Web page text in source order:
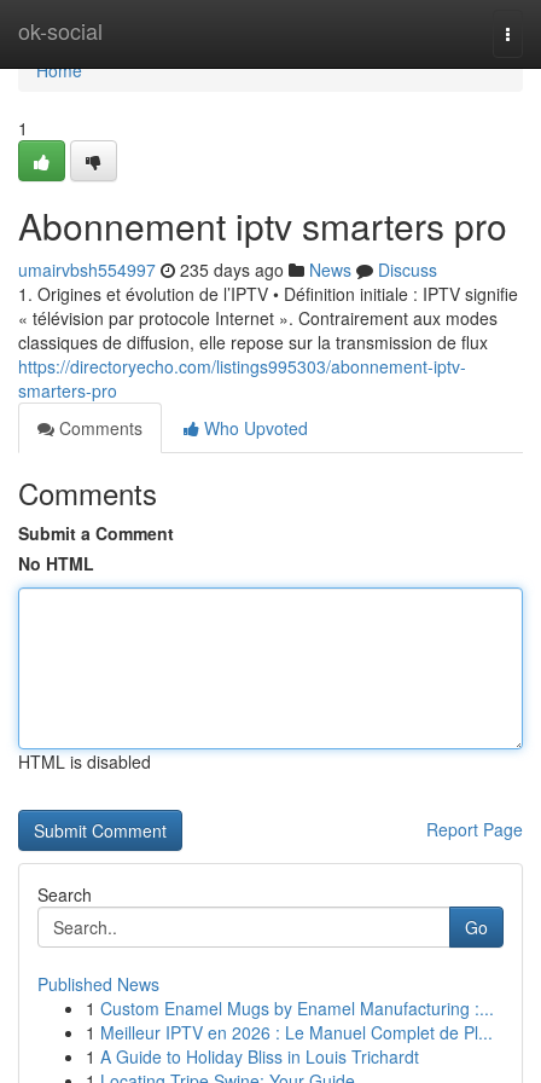
ok-social
Home
Home
1
Abonnement iptv smarters pro
umairvbsh554997 235 days ago News
Discuss
1. Origines et évolution de l’IPTV • Définition initiale : IPTV signifie
« télévision par protocole Internet ». Contrairement aux modes
classiques de diffusion, elle repose sur la transmission de flux
https://directoryecho.com/listings995303/abonnement-iptv-
smarters-pro
Comments
Who Upvoted
Comments
Submit a Comment
No HTML
HTML is disabled
Report Page
Search
Go
Published News
1 Custom Enamel Mugs by Enamel Manufacturing :...
1 Meilleur IPTV en 2026 : Le Manuel Complet de Pl...
1 A Guide to Holiday Bliss in Louis Trichardt